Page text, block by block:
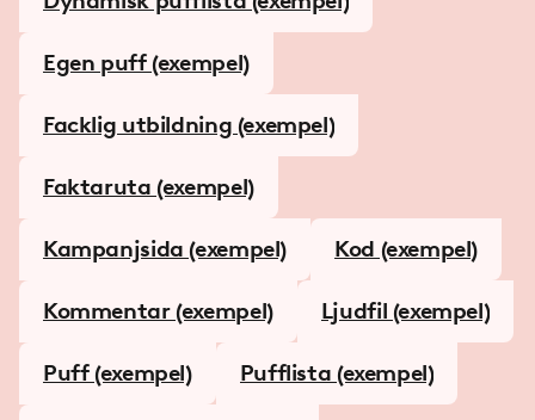
Egen puff (exempel)
Facklig utbildning (exempel)
Faktaruta (exempel)
Kampanjsida (exempel) Kod (exempel)
Kommentar (exempel) Ljudfil (exempel)
Puff (exempel) Pufflista (exempel)